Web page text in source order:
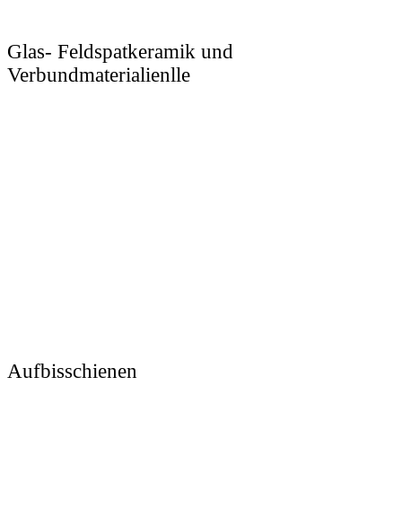
Glas- Feldspatkeramik und
Verbundmaterialienlle
Aufbisschienen